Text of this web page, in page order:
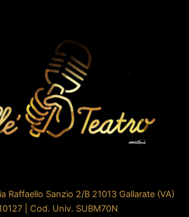
Raffaello Sanzio 2/B 21013 Gallarate (VA)
| Cod. Univ. SUBM70N